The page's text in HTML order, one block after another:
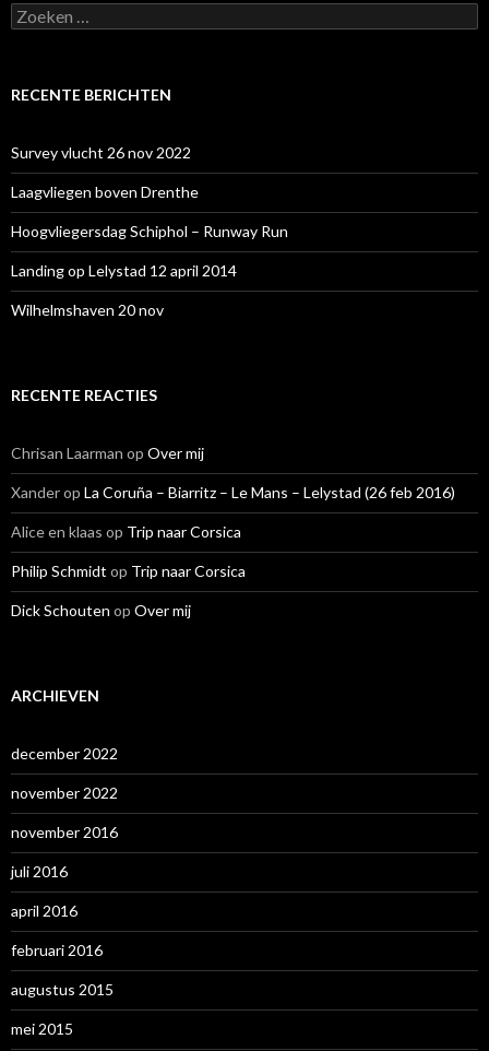
Zoeken
naar:
RECENTE BERICHTEN
Survey vlucht 26 nov 2022
Laagvliegen boven Drenthe
Hoogvliegersdag Schiphol – Runway Run
Landing op Lelystad 12 april 2014
Wilhelmshaven 20 nov
RECENTE REACTIES
Chrisan Laarman op Over mij
Xanderop La Coruña – Biarritz – Le Mans – Lelystad (26 feb 2016)
Alice en klaas op Trip naar Corsica
Philip Schmidt op Trip naar Corsica
Dick Schouten op Over mij
ARCHIEVEN
december 2022
november 2022
november 2016
juli 2016
april 2016
februari 2016
augustus 2015
mei 2015